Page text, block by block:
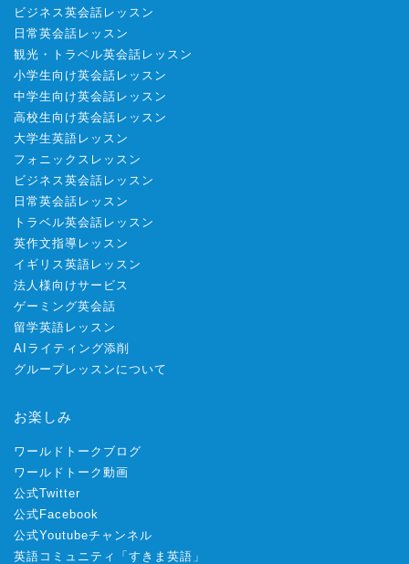
ビジネス英会話レッスン
日常英会話レッスン
観光・トラベル英会話レッスン
小学生向け英会話レッスン
中学生向け英会話レッスン
高校生向け英会話レッスン
大学生英語レッスン
フォニックスレッスン
ビジネス英会話レッスン
日常英会話レッスン
トラベル英会話レッスン
英作文指導レッスン
イギリス英語レッスン
法人様向けサービス
ゲーミング英会話
留学英語レッスン
AIライティング添削
グループレッスンについて
お楽しみ
ワールドトークブログ
ワールドトーク動画
公式Twitter
公式Facebook
公式Youtubeチャンネル
英語コミュニティ「すきま英語」